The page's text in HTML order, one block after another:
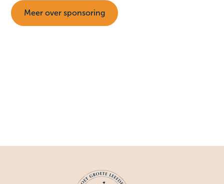
Meer over sponsoring